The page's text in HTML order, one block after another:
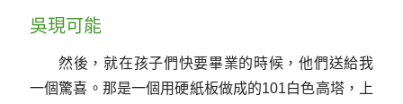
吳現可能
然後，就在孩子們快要畢業的時候，他們送給我
一個驚喜。那是一個用硬紙板做成的101白色高塔，上